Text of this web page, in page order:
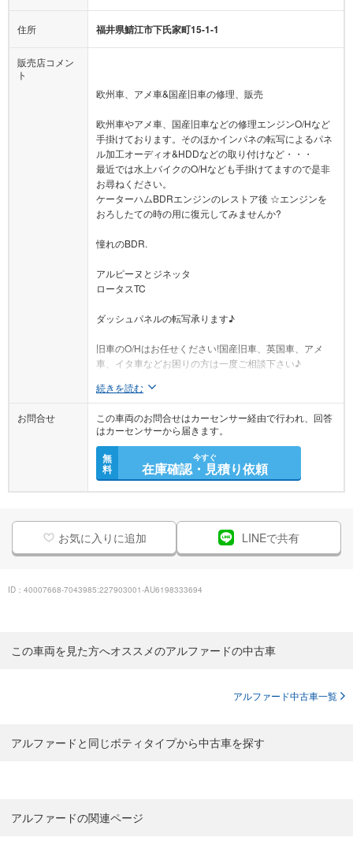
住所 福井県鯖江市下氏家町15-1-1
販売店コメン
ト
欧州車、アメ車&国産旧車の修理、販売
欧州車やアメ車、国産旧車などの修理エンジンO/Hなど
手掛けております。そのほかインパネの転写によるパネ
ル加工オーディオ&HDDなどの取り付けなど・・・
最近では水上バイクのO/Hなども手掛けてますので是非
お尋ねください。
ケーターハムBDRエンジンのレストア後 ☆エンジンを
おろしたての時の用に復元してみませんか?
憧れのBDR.
アルピーヌとジネッタ
ロータスTC
ダッシュパネルの転写承ります♪
旧車のO/Hはお任せください!国産旧車、英国車、アメ
車、イタ車などお困りの方は一度ご相談下さい♪
続きを読む
お問合せ
この車両のお問合せはカーセンサー経由で行われ、回答
はカーセンサーから届きます。
無
料
今すぐ
在庫確認・見積り依頼
お気に入りに追加 LINEで共有
ID：40007668-7043985:227903001-AU6198333694
この車両を見た方へオススメのアルファードの中古車
アルファード中古車一覧
アルファードと同じボティタイプから中古車を探す
アルファードの関連ページ